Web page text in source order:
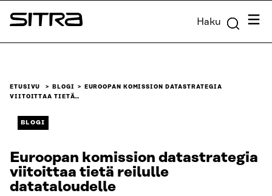
Siirry
suoraan
Sitra Haku
ETUSIVU BLOGI
EUROOPAN KOMISSION DATASTRATEGIA
VIITOITTAA TIETÄ…
BLOGI
Euroopan komission datastrategia
viitoittaa tietä reilulle
datataloudelle